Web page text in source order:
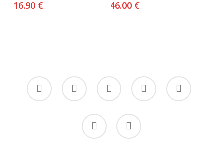
16.90 € 46.00 €
facebook
google-
plus
instagram whatsapp tiktok
phone email